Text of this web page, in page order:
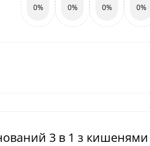
0% 0% 0% 0%
3 в 1 з кишенями